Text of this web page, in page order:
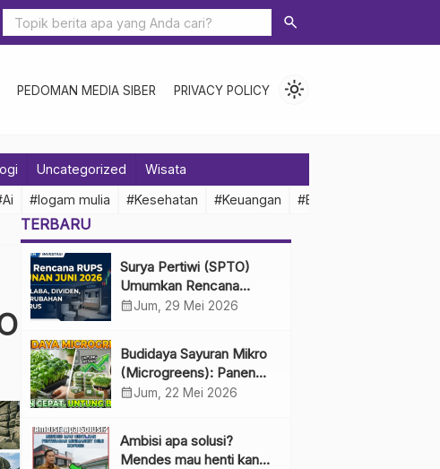
search
PEDOMAN MEDIA SIBER PRIVACY POLICY light_mode
Uncategorized Wisata
#logam mulia #Kesehatan #Keuangan #Ekonomi Indonesia
TERBARU
Surya Pertiwi (SPTO)
Umumkan Rencana
RUPS Tahunan Juni 2026,
Penguru
calendar_monthJum, 29 Mei 2026
Budidaya Sayuran Mikro
(Microgreens): Panen
Cepat, Untung Besar
calendar_monthJum, 22 Mei 2026
Ambisi apa solusi?
Mendes mau henti kan